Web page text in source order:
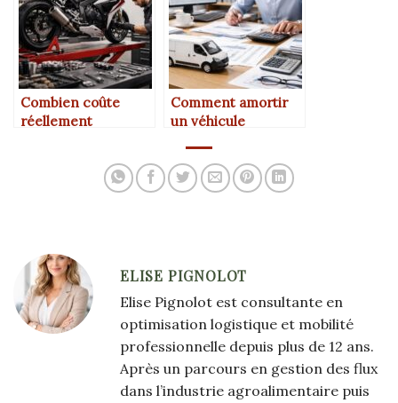
Combien coûte
réellement
professionnelle ?
Comment amortir
un véhicule
ELISE PIGNOLOT
Elise Pignolot est consultante en
optimisation logistique et mobilité
professionnelle depuis plus de 12 ans.
Après un parcours en gestion des flux
dans l’industrie agroalimentaire puis